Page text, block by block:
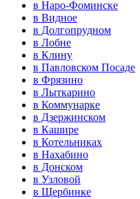
в Наро-Фоминске
в Видное
в Долгопрудном
в Лобне
в Клину
в Павловском Посаде
в Фрязино
в Лыткарино
в Коммунарке
в Дзержинском
в Кашире
в Котельниках
в Нахабино
в Донском
в Узловой
в Щербинке